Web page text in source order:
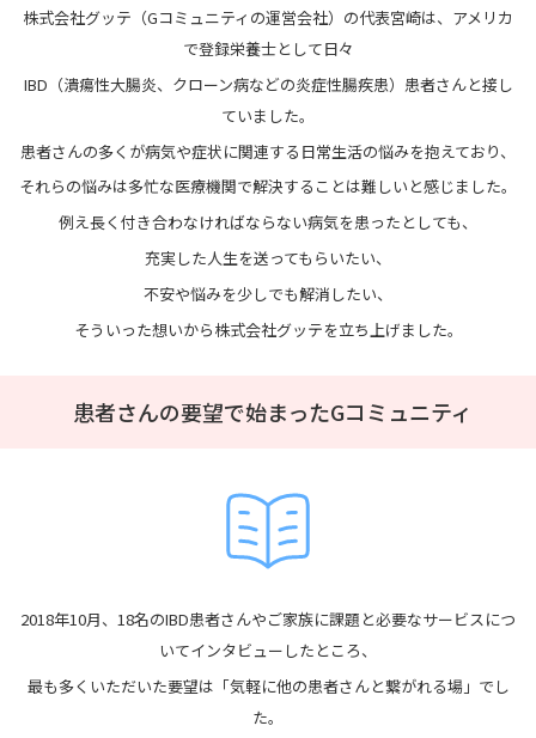
株式会社グッテ（Gコミュニティの運営会社）の代表宮崎は、アメリカ
で登録栄養士として日々
IBD（潰瘍性大腸炎、クローン病などの炎症性腸疾患）患者さんと接し
ていました。
患者さんの多くが病気や症状に関連する日常生活の悩みを抱えており、
それらの悩みは多忙な医療機関で解決することは難しいと感じました。
例え長く付き合わなければならない病気を患ったとしても、
充実した人生を送ってもらいたい、
不安や悩みを少しでも解消したい、
そういった想いから株式会社グッテを立ち上げました。
患者さんの要望で始まったGコミュニティ
2018年10月、18名のIBD患者さんやご家族に課題と必要なサービスにつ
いてインタビューしたところ、
最も多くいただいた要望は「気軽に他の患者さんと繋がれる場」でし
た。